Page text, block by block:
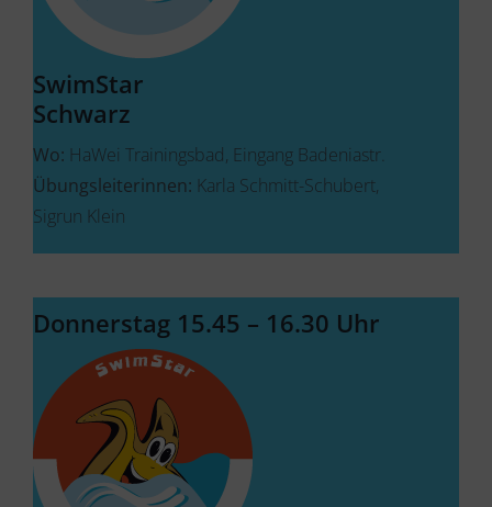
SwimStar
Schwarz
Wo: HaWei Trainingsbad, Eingang Badeniastr.
Übungsleiterinnen: Karla Schmitt-Schubert,
Sigrun Klein
Donnerstag 15.45 – 16.30 Uhr